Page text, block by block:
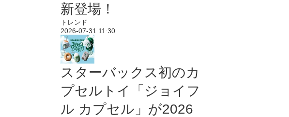
新登場！
トレンド
2026-07-31 11:30
スターバックス初のカ
プセルトイ「ジョイフ
ル カプセル」が2026